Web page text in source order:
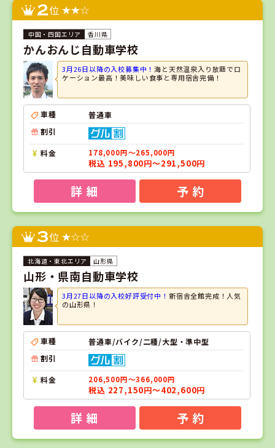
2位
香川県
かんおんじ自動車学校
3月26日以降の入校募集中！海と天然温泉入り放題でロ
ケーション最高！美味しい食事と専用宿舎完備！
車種
普通車
割引
料金 178,000円～265,000円
税込 195,800円～291,500円
詳 細 予 約
3位
山形県
山形・県南自動車学校
3月27日以降の入校好評受付中！ 新宿舎全館完成！人気
の山形県！
車種
普通車/バイク/二種/大型・準中型
割引
料金 206,500円～366,000円
税込 227,150円～402,600円
詳 細 予 約